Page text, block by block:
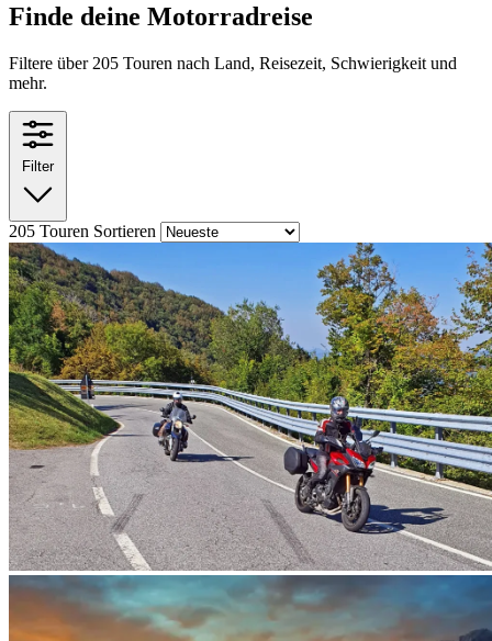
Finde deine Motorradreise
Filtere über 205 Touren nach Land, Reisezeit, Schwierigkeit und
mehr.
Filter
205 Touren Sortieren